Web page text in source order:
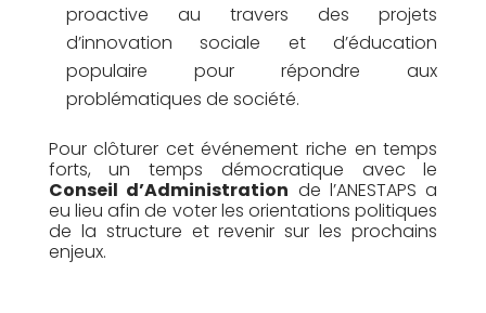
proactive au travers des projets
d’innovation sociale et d’éducation
populaire pour répondre aux
problématiques de société.
Pour clôturer cet événement riche en temps
forts, un temps démocratique avec le
Conseil d’Administration de l’ANESTAPS a
eu lieu afin de voter les orientations politiques
de la structure et revenir sur les prochains
enjeux.